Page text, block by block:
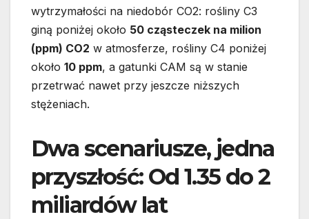
wytrzymałości na niedobór CO2: rośliny C3
giną poniżej około 50 cząsteczek na milion
(ppm) CO2 w atmosferze, rośliny C4 poniżej
około 10 ppm, a gatunki CAM są w stanie
przetrwać nawet przy jeszcze niższych
stężeniach.
Dwa scenariusze, jedna
przyszłość: Od 1.35 do 2
miliardów lat